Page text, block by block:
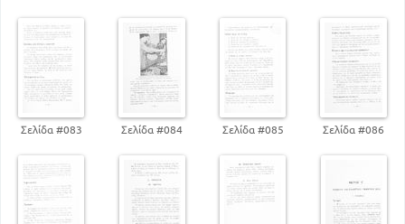
ΕΝΔΥΣΕΩΣ
104
ΣΥΓΧΡΟΝΑ ΜΗΧΑΝΙΚΑΜΕΣΑ -
ΑΠΟΡΡΥΠΑΝΤΙΚΑ
109
Σελίδα #083 Σελίδα #084 Σελίδα #085 Σελίδα #086